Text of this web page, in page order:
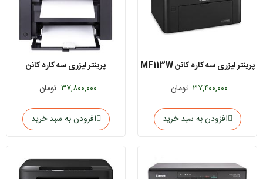
پرینتر لیزری سه کاره کانن MF113W
۳۷,۴۰۰,۰۰۰ تومان
افزودن به سبد خرید
پرینتر لیزری سه کاره کانن
imageCLASS MF3010
۳۷,۸۰۰,۰۰۰ تومان
افزودن به سبد خرید